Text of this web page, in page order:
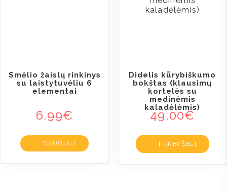
Smėlio žaislų rinkinys
su laistytuvėliu 6
elementai
6,99€
DAUGIAU
Didelis kūrybiškumo
bokštas (klausimų
kortelės su
medinėmis
kaladėlėmis)
49,00€
Į KREPŠELĮ